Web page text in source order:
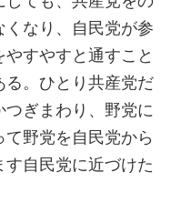
なり、自民党が参
すやすと通すこと
る。ひとり共産党だ
ぎまわり、野党に
野党を自民党から
自民党に近づけた